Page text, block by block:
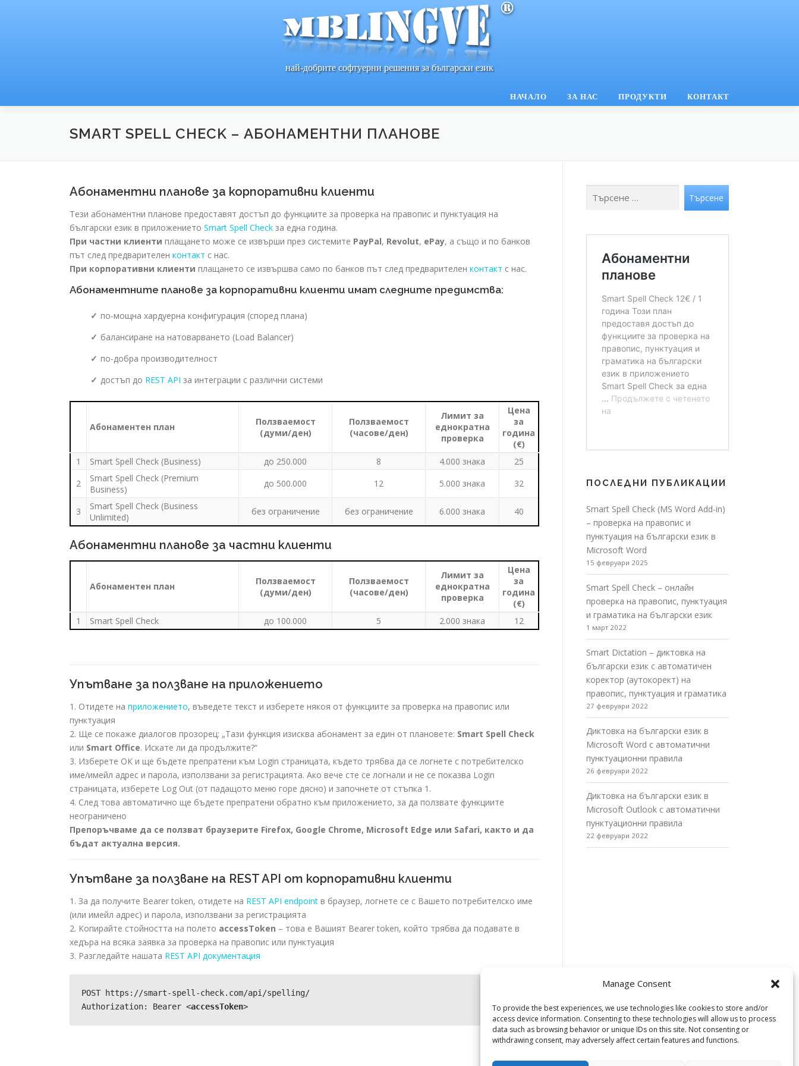
Manage Consent
To provide the best experiences, we use technologies like cookies to store and/or
access device information. Consenting to these technologies will allow us to process
data such as browsing behavior or unique IDs on this site. Not consenting or
withdrawing consent, may adversely affect certain features and functions.
най-добрите софтуерни решения за български език
НАЧАЛО ЗА НАС ПРОДУКТИ КОНТАКТ
SMART SPELL CHECK – АБОНАМЕНТНИ ПЛАНОВЕ
Абонаментни планове за корпоративни клиенти
Тези абонаментни планове предоставят достъп до функциите за проверка на правопис и пунктуация на
български език в приложението Smart Spell Check за една година.
При частни клиенти плащането може се извърши през системите PayPal, Revolut, ePay, а също и по банков
път след предварителен контакт с нас.
При корпоративни клиенти плащането се извършва само по банков път след предварителен контакт с нас.
Абонаментните планове за корпоративни клиенти имат следните предимства:
по-мощна хардуерна конфигурация (според плана)
балансиране на натоварването (Load Balancer)
по-добра производителност
достъп до REST API за интеграции с различни системи
Абонаментен план
Ползваемост
(думи/ден)
Ползваемост
(часове/ден)
Лимит за
еднократна
проверка
Цена
за
година
(€)
1
Smart Spell Check (Business) до 250.000 8 4.000 знака
25
2
Smart Spell Check (Premium
Business)
до 500.000 12 5.000 знака 32
3
Smart Spell Check (Business
Unlimited)
без ограничение без ограничение 6.000 знака 40
Абонаментни планове за частни клиенти
Абонаментен план
Ползваемост
(думи/ден)
Ползваемост
(часове/ден)
Лимит за
еднократна
проверка
Цена
за
година
(€)
1
Smart Spell Check до 100.000 5 2.000 знака 12
Упътване за ползване на приложението
1. Отидете на приложението, въведете текст и изберете някоя от функциите за проверка на правопис или
пунктуация
2. Ще се покаже диалогов прозорец: „Тази функция изисква абонамент за един от плановете: Smart Spell Check
или Smart Office. Искате ли да продължите?“
3. Изберете ОК и ще бъдете препратени към Login страницата, където трябва да се логнете с потребителско
име/имейл адрес и парола, използвани за регистрацията. Ако вече сте се логнали и не се показва Login
страницата, изберете Log Out (от падащото меню горе дясно) и започнете от стъпка 1.
4. След това автоматично ще бъдете препратени обратно към приложението, за да ползвате функциите
неограничено
Препоръчваме да се ползват браузерите Firefox, Google Chrome, Microsoft Edge или Safari, както и да
бъдат актуална версия.
Упътване за ползване на REST API от корпоративни клиенти
1. За да получите Bearer token, отидете на REST API endpoint в браузер, логнете се с Вашето потребителско име
(или имейл адрес) и парола, използвани за регистрацията
2. Копирайте стойността на полето accessToken – това е Вашият Bearer token, който трябва да подавате в
хедъра на всяка заявка за проверка на правопис или пунктуация
3. Разгледайте нашата REST API документация
POST https://smart-spell-check.com/api/spelling/
Authorization: Bearer <accessToken>
Търсене
ПОСЛЕДНИ ПУБЛИКАЦИИ
Smart Spell Check (MS Word Add-in)
– проверка на правопис и
пунктуация на български език в
Microsoft Word
15 февруари 2025
Smart Spell Check – онлайн
проверка на правопис, пунктуация
и граматика на български език
1 март 2022
Smart Dictation – диктовка на
български език с автоматичен
коректор (аутокорект) на
правопис, пунктуация и граматика
27 февруари 2022
Диктовка на български език в
Microsoft Word с автоматични
пунктуационни правила
26 февруари 2022
Диктовка на български език в
Microsoft Outlook с автоматични
пунктуационни правила
22 февруари 2022